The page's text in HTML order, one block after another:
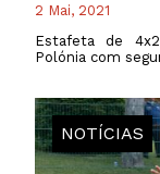
2 Mai, 2021
Estafeta de
Polónia com
NOTÍCIAS